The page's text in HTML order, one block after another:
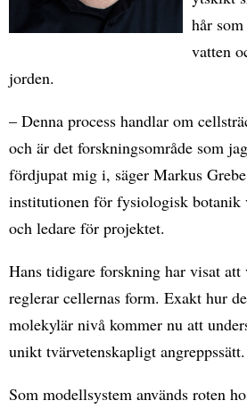
hår
vatten
jorden.
– Denna process handlar om
och är det forskningsområde som
fördjupat mig i, säger Markus
institutionen för fysiologisk botanik
och ledare för projektet.
Hans tidigare forskning har visat
reglerar cellernas form. Exakt hur
molekylär nivå kommer nu att
unikt tvärvetenskapligt angreppssätt.
Som modellsystem används roten